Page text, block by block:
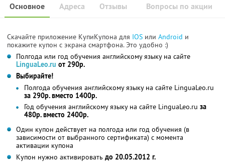
Основное Отзывы Вопросы по акции
Адреса
Скачайте приложение КупиКупона для IOS или Android и
покажите купон с экрана смартфона. Это удобно :)
Полгода или год обучения английскому языку на сайте
LinguaLeo.ru от 290р.
Выбирайте!
Полгода обучения английскому языку на сайте LinguaLeo.ru
за 290р. вместо 1400р.
Год обучения английскому языку на сайте LinguaLeo.ru за
480р. вместо 2400р.
Один купон действует на полгода или год обучения (в
зависимости от выбранного сертификата) с момента
активации купона
Купон нужно активировать до 20.05.2012 г.